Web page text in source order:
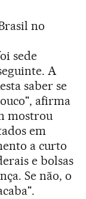
no
sede
A
saber se
afirma
mostrou
em
a curto
e bolsas
Se não, o